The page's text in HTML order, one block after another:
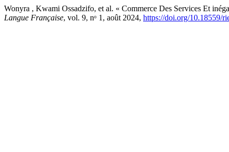
Wonyra , Kwami Ossadzifo, et al. « Commerce Des Services Et
Langue Française, vol. 9, nᵒ 1, août 2024, https://doi.org/10.18559/